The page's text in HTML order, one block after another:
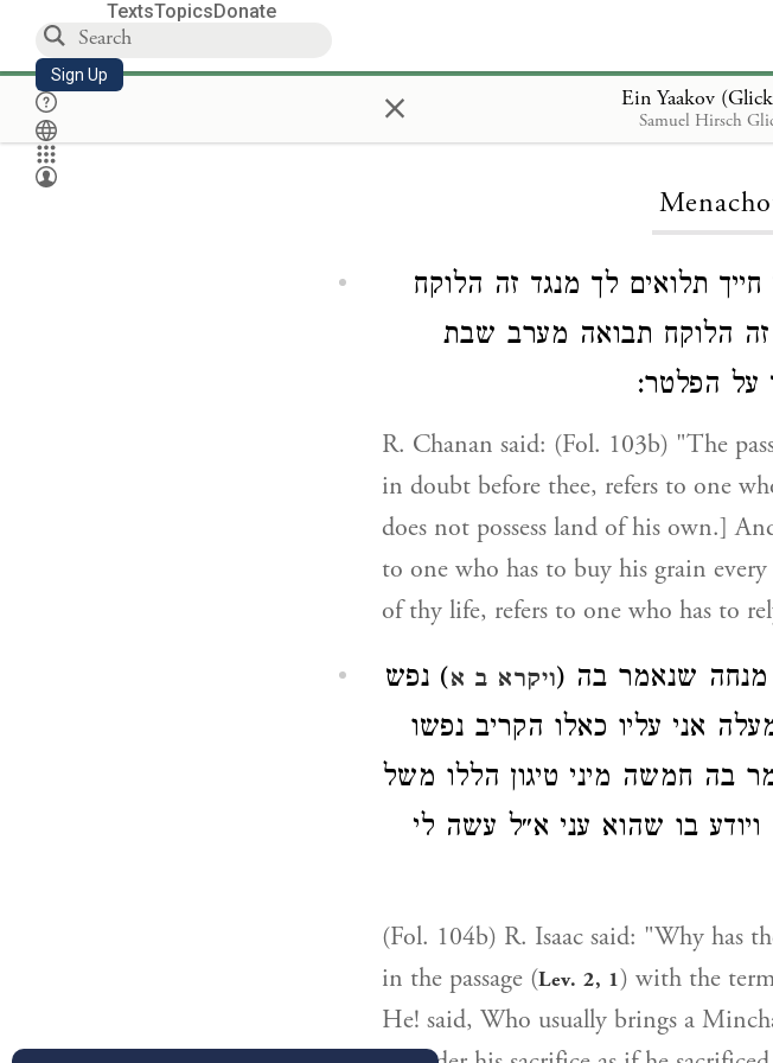
TextsTopicsDonate
Sign Up × Ein Yaakov
Samuel Hirsch
חייך תלואים לך מנגד זה הלוקח
הלוקח תבואה מערב שבת
על הפלטר:
R. Chanan said: (Fol. 103b) "The
in doubt before thee, refers to one
does not possess land of his own.]
to one who has to buy his grain
of thy life, refers to one who has to
מנחה שנאמר בה (ויקרא ב א) נפש
אני עליו כאלו הקריב נפשו
בה חמשה מיני טיגון הללו משל
בו שהוא עני א״ל עשה לי
(Fol. 104b) R. Isaac said: "Why has
in the passage (Lev. 2, 1) with the
He! said, Who usually brings a